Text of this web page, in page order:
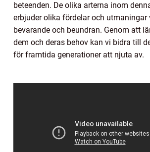
beteenden. De olika arterna inom
erbjuder olika fördelar och utmaningar
bevarande och beundran. Genom att
dem och deras behov kan vi bidra till
för framtida generationer att njuta av.